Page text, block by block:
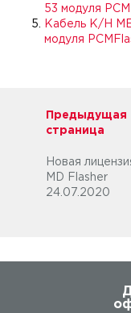
53 модуля
Кабель К/Н
модуля
Предыдущая
страница
Новая
MD Flasher
24.07.2020